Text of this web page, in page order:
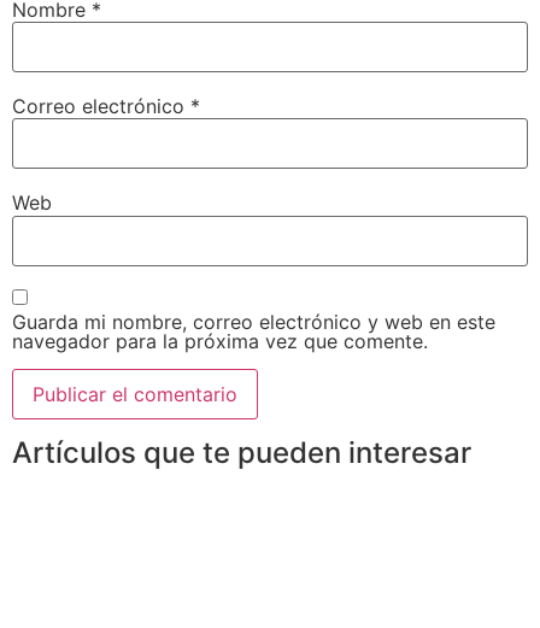
Nombre *
Correo electrónico *
Web
Guarda mi nombre, correo electrónico y web en este
navegador para la próxima vez que comente.
Artículos que te pueden interesar